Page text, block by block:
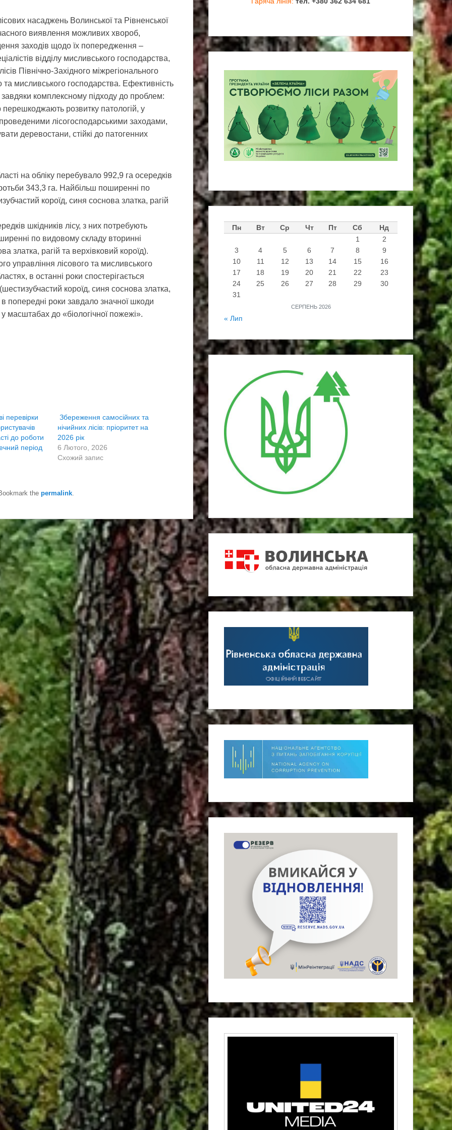
насаджень Волинської та Рівненської
виявлення можливих хвороб,
заходів щодо їх попередження –
відділу мисливського господарства,
Північно-Західного міжрегіонального
та мисливського господарства. Ефективність
завдяки комплексному підходу до проблем:
розвитку патологій, у
лісогосподарськими заходами,
деревостани, стійкі до патогенних
на обліку перебувало 992,9 га осередків
343,3 га. Найбільш поширенні по
короїд, синя соснова златка, рагій
шкідників лісу, з них потребують
по видовому складу вторинні
златка, рагій та верхівковий короїд).
управління лісового та мисливського
в останні роки спостерігається
короїд, синя соснова златка,
попередні роки завдало значної шкоди
масштабах до «біологічної пожежі».
перевірки
до роботи
період
Збереження самосійних та
нічийних лісів: пріоритет на
2026 рік
6 Лютого, 2026
Схожий запис
Bookmark the permalink
СЕРПЕНЬ 2026
Пн Вт Ср Чт Пт Сб
Нд
1
2
3
4 5 6 7 8
9
10
11 12 13 14 15
16
17
18 19 20 21 22
23
24
25 26 27 28 29
30
31
« Лип